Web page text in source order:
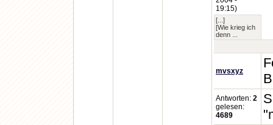
19:15)
[...]
[Wie krieg ich
denn ...
mvsxyz
Antworten: 2
gelesen:
4689